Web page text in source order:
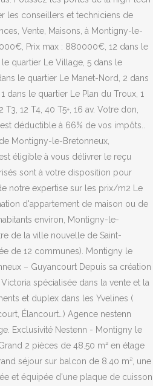
les conseillers et techniciens de
Vente, Maisons, à Montigny-le-
Prix max : 880000€, 12 dans le
quartier Le Village, 5 dans le
le quartier Le Manet-Nord, 2 dans
dans le quartier Le Plan du Troux, 1
12 T4, 40 T5+, 16 av. Votre don,
déductible à 66% de vos impôts..
Montigny-le-Bretonneux,
éligible à vous délivrer le reçu
sont à votre disposition pour
notre expertise sur les prix/m2 Le
d'appartement de maison ou de
environ, Montigny-le-
de la ville nouvelle de Saint-
de 12 communes). Montigny le
– Guyancourt Depuis sa création
spécialisée dans la vente et la
et duplex dans les Yvelines (
Élancourt…) Agence nestenn
Exclusivité Nestenn - Montigny le
2 pièces de 48.50 m² en étage
séjour sur balcon de 8.40 m², une
et équipée d'une plaque de cuisson